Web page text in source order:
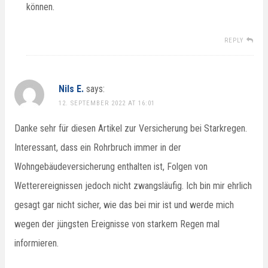
können.
REPLY
Nils E. says:
12. SEPTEMBER 2022 AT 16:01
Danke sehr für diesen Artikel zur Versicherung bei Starkregen.
Interessant, dass ein Rohrbruch immer in der
Wohngebäudeversicherung enthalten ist, Folgen von
Wetterereignissen jedoch nicht zwangsläufig. Ich bin mir ehrlich
gesagt gar nicht sicher, wie das bei mir ist und werde mich
wegen der jüngsten Ereignisse von starkem Regen mal
informieren.